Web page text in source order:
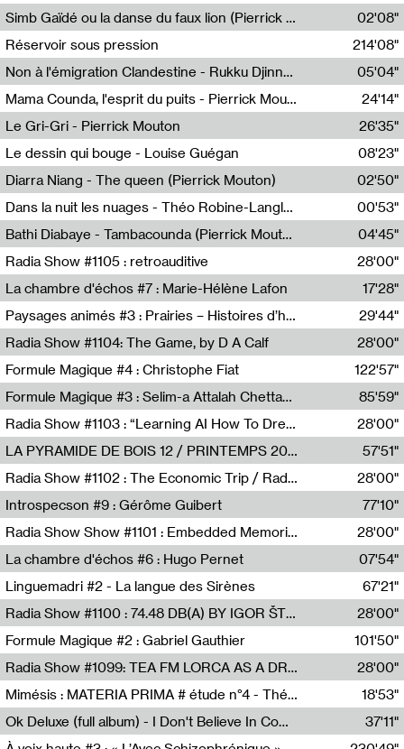
Nastassja Martin
Simb Gaïdé ou la danse du faux lion (Pierrick Mouton)
Pierrick Mouton,Simb Gaïdé
02'08"
Réservoir sous pression
214'08"
Non à l'émigration Clandestine - Rukku Djinne Squad (Eden Tinto Collins)
Eden Tinto Collins,Rukku Djinne
05'04"
Mama Counda, l'esprit du puits - Pierrick Mouton
Pierrick Mouton
24'14"
Le Gri-Gri - Pierrick Mouton
Pierrick Mouton
26'35"
Le dessin qui bouge - Louise Guégan
Louise Guégan
08'23"
Diarra Niang - The queen (Pierrick Mouton)
Pierrick Mouton,Diarra Niang
02'50"
Dans la nuit les nuages - Théo Robine-Langlois
Théo Robine-Langlois,LD Beat
00'53"
Bathi Diabaye - Tambacounda (Pierrick Mouton)
Pierrick Mouton,Bathi Diabaye
04'45"
Radia Show #1105 : retroauditive
Soundart Radio
28'00"
La chambre d'échos #7 : Marie-Hélène Lafon
Revue Les Chambres,Marie-Hélène Lafon
17'28"
Paysages animés #3 : Prairies – Histoires d’herbes et d’humains
Anne Simon
29'44"
Radia Show #1104: The Game, by D A Calf
Radio One NZ
28'00"
Formule Magique #4 : Christophe Fiat
Nathalie Lacroix
122'57"
Formule Magique #3 : Selim-a Attalah Chettaoui
Nathalie Lacroix,Selim-a Attalah Chettaoui
85'59"
Radia Show #1103 : “Learning AI How To Dream” by Sebastian Dingens (Radio Campus Bruxelles)
Radio Campus Bruxelles
28'00"
LA PYRAMIDE DE BOIS 12 / PRINTEMPS 2026
Sammy Stein
57'51"
Radia Show #1102 : The Economic Trip / Radio Grenouille
Radio Grenouille
28'00"
Introspecson #9 : Gérôme Guibert
Pierre Henry,Gérôme Guibert
77'10"
Radia Show Show #1101 : Embedded Memories by Jimmy Peggie / radioart106
Jimmy Peggie,radioart106
28'00"
La chambre d'échos #6 : Hugo Pernet
Revue Les Chambres,Hugo Pernet
07'54"
Linguemadri #2 - La langue des Sirènes
Meris Angioletti
67'21"
Radia Show #1100 : 74.48 DB(A) BY IGOR ŠTROMAJER FOR RADIO X
radio x
28'00"
Formule Magique #2 : Gabriel Gauthier
Nathalie Lacroix,Gabriel Gauthier
101'50"
Radia Show #1099: TEA FM LORCA AS A DREAM
TEAFM
28'00"
Mimésis : MATERIA PRIMA # étude n°4 - Théâtre de l’Aquarium
Francesco Russo,Scuola della Crisi
18'53"
Ok Deluxe (full album) - I Don't Believe In Computing
37'11"